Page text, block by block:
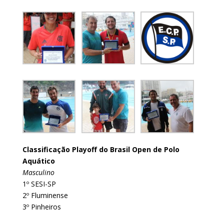
Classificação Playoff do Brasil Open de Polo
Aquático
Masculino
1º SESI-SP
2º Fluminense
3º Pinheiros